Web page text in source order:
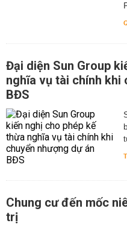
Đại diện Sun Group
nghĩa vụ tài chính khi
BĐS
Chung cư đến mốc
trị